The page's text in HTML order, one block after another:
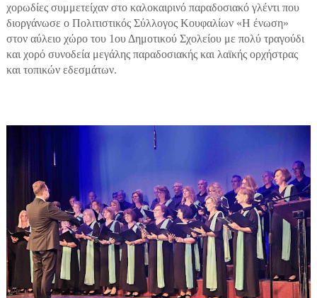
χορωδίες συμμετείχαν στο καλοκαιρινό παραδοσιακό γλέντι που
διοργάνωσε ο Πολιτιστικός Σύλλογος Κουφαλίων «Η ένωση»
στον αύλειο χώρο του 1ου Δημοτικού Σχολείου με πολύ τραγούδι
και χορό συνοδεία μεγάλης παραδοσιακής και λαϊκής ορχήστρας
και τοπικών εδεσμάτων.